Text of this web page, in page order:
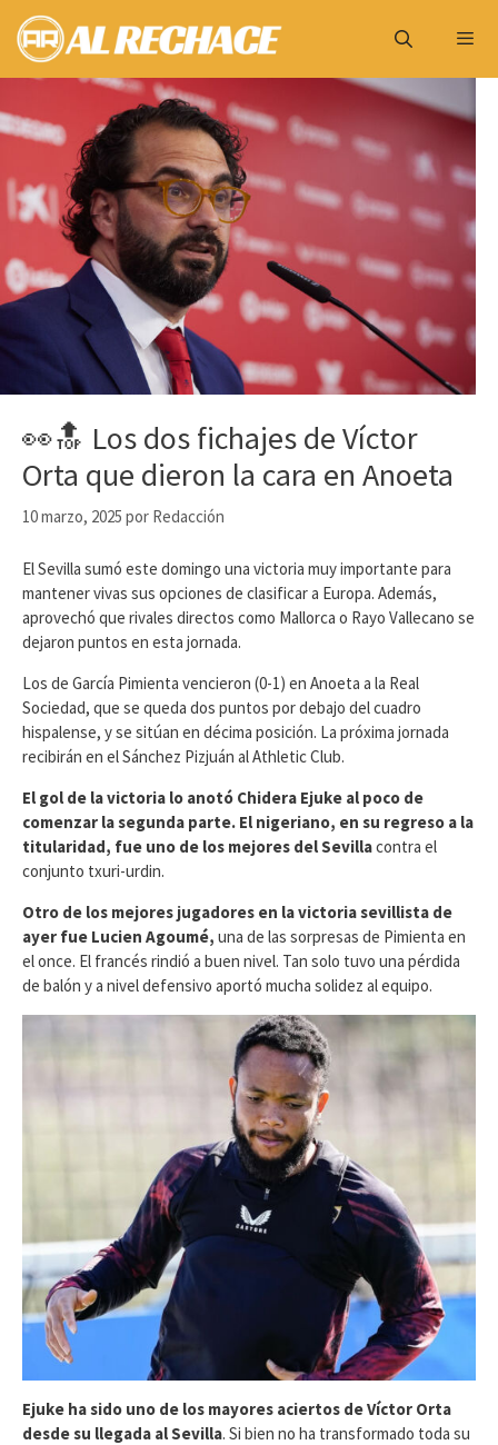
Saltar
contenido
👀🔝 Los dos fichajes de Víctor
Orta que dieron la cara en Anoeta
10 marzo, 2025 por Redacción
El Sevilla sumó este domingo una victoria muy importante para
mantener vivas sus opciones de clasificar a Europa. Además,
aprovechó que rivales directos como Mallorca o Rayo Vallecano se
dejaron puntos en esta jornada.
Los de García Pimienta vencieron (0-1) en Anoeta a la Real
Sociedad, que se queda dos puntos por debajo del cuadro
hispalense, y se sitúan en décima posición. La próxima jornada
recibirán en el Sánchez Pizjuán al Athletic Club.
El gol de la victoria lo anotó Chidera Ejuke al poco de
comenzar la segunda parte. El nigeriano, en su regreso a la
titularidad, fue uno de los mejores del Sevillacontra el
conjunto txuri-urdin.
Otro de los mejores jugadores en la victoria sevillista de
ayer fue Lucien Agoumé, una de las sorpresas de Pimienta en
el once. El francés rindió a buen nivel. Tan solo tuvo una pérdida
de balón y a nivel defensivo aportó mucha solidez al equipo.
Ejuke ha sido uno de los mayores aciertos de Víctor Orta
desde su llegada al Sevilla. Si bien no ha transformado toda su